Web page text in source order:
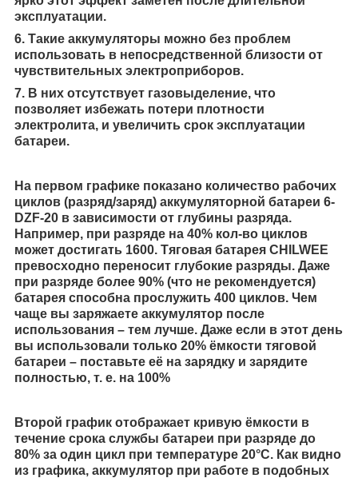
эксплуатации.
6. Такие аккумуляторы можно без проблем
использовать в непосредственной близости от
чувствительных электроприборов.
7. В них отсутствует газовыделение, что
позволяет избежать потери плотности
электролита, и увеличить срок эксплуатации
батареи.
На первом графике показано количество рабочих
циклов (разряд/заряд) аккумуляторной батареи 6-
DZF-20 в зависимости от глубины разряда.
Например, при разряде на 40% кол-во циклов
может достигать 1600. Тяговая батарея CHILWEE
превосходно переносит глубокие разряды. Даже
при разряде более 90% (что не рекомендуется)
батарея способна прослужить 400 циклов. Чем
чаще вы заряжаете аккумулятор после
использования – тем лучше. Даже если в этот день
вы использовали только 20% ёмкости тяговой
батареи – поставьте её на зарядку и зарядите
полностью, т. е. на 100%
Второй график отображает кривую ёмкости в
течение срока службы батареи при разряде до
80% за один цикл при температуре 20°С. Как видно
из графика, аккумулятор при работе в подобных